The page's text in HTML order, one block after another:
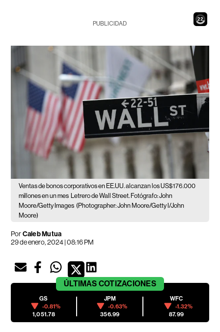
20
PUBLICIDAD
Ventas de bonos corporativos en EE.UU. alcanzan los US$176.000
millones en un mes
Letrero de Wall Street. Fotógrafo: John
Moore/Getty Images (Photographer: John Moore/Getty I/John
Moore)
PorCaleb Mutua
29 de enero, 2024 | 08:16 PM
ÚLTIMAS COTIZACIONES
GS
-0.81%
1,051.78
JPM
-0.63%
356.99
WFC
-1.32%
87.99